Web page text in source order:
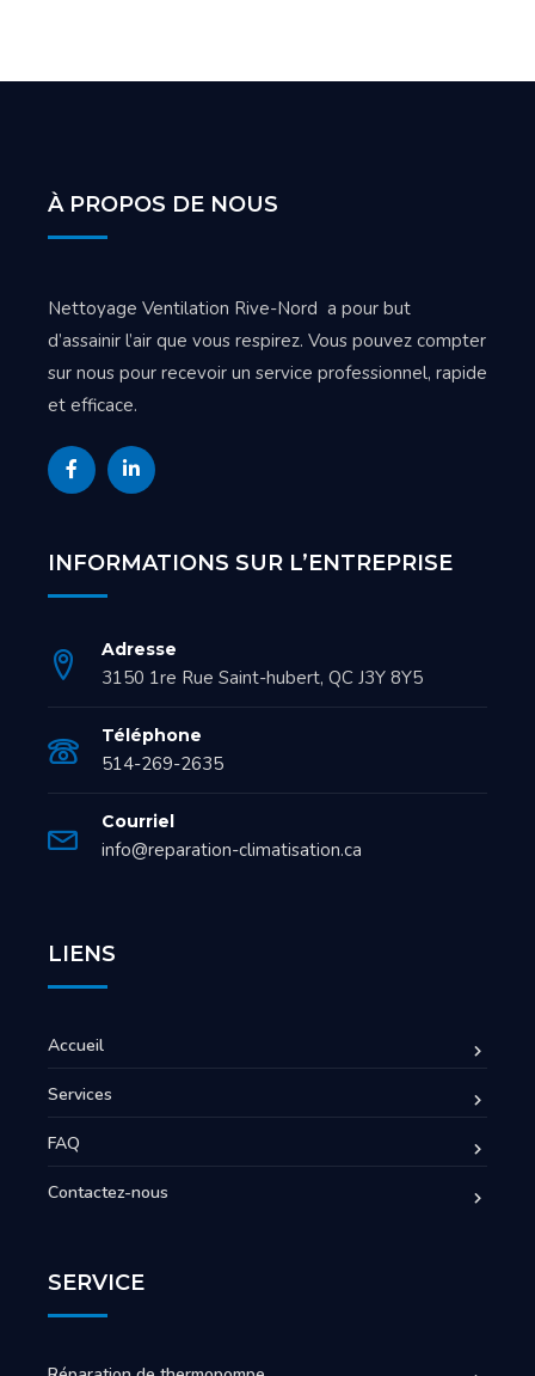
À PROPOS DE NOUS
Nettoyage Ventilation Rive-Nord a pour but
d’assainir l’air que vous respirez. Vous pouvez compter
sur nous pour recevoir un service professionnel, rapide
et efficace.
INFORMATIONS SUR L’ENTREPRISE
Adresse
3150 1re Rue Saint-hubert, QC J3Y 8Y5
Téléphone
514-269-2635
Courriel
info@reparation-climatisation.ca
LIENS
Accueil
Services
FAQ
Contactez-nous
SERVICE